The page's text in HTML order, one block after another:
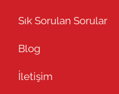
Sık Sorulan Sorular
Blog
İletişim